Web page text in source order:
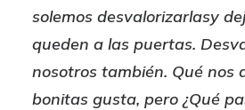
solemos desvalorizarlasy
queden a las puertas.
nosotros también. Qué nos
bonitas gusta, pero ¿Qué